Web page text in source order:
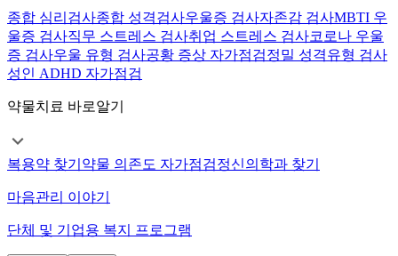
종합 심리검사종합 성격검사우울증 검사자존감 검사MBTI 우
울증 검사직무 스트레스 검사취업 스트레스 검사코로나 우울
증 검사우울 유형 검사공황 증상 자가점검정밀 성격유형 검사
성인 ADHD 자가점검
약물치료 바로알기
복용약 찾기 약물 의존도 자가점검정신의학과 찾기
마음관리 이야기
단체 및 기업용 복지 프로그램